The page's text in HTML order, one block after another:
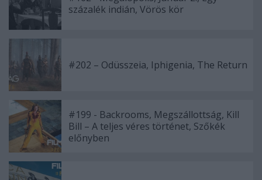
százalék indián, Vörös kör
#202 – Odüsszeia, Iphigenia, The Return
#199 - Backrooms, Megszállottság, Kill
Bill – A teljes véres történet, Szőkék
előnyben